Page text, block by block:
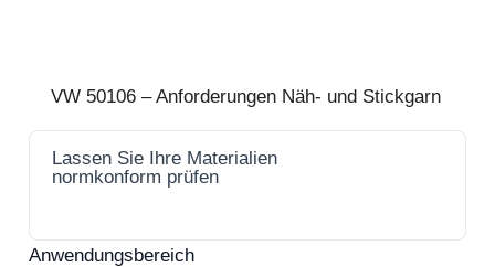
VW 50106 – Anforderungen Näh- und Stickgarn
Lassen Sie Ihre Materialien
normkonform prüfen
Anwendungsbereich